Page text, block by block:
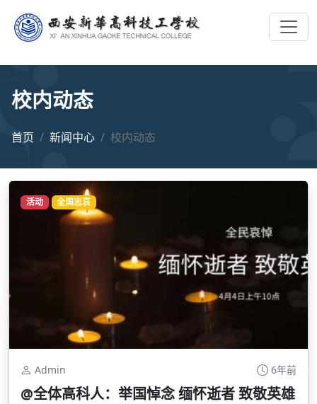
校内动态
首页 新闻中心 校内动态
活动 全国志哀
Admin 6年前
@全体高科人：举国悼念 缅怀逝者 致敬英雄